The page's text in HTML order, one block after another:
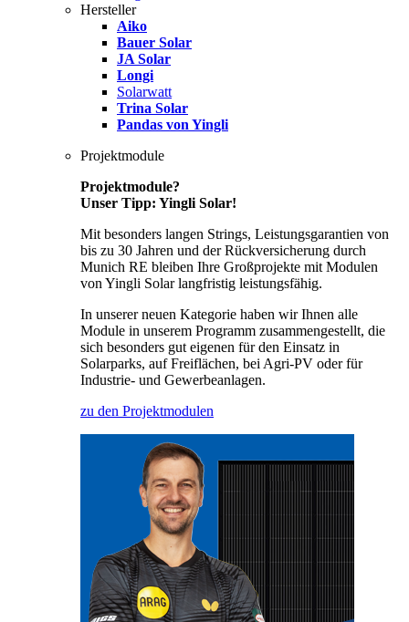
Hersteller
Aiko
Bauer Solar
JA Solar
Longi
Solarwatt
Trina Solar
Pandas von Yingli
Projektmodule
Projektmodule?
Unser Tipp: Yingli Solar!
Mit besonders langen Strings, Leistungsgarantien von
bis zu 30 Jahren und der Rückversicherung durch
Munich RE bleiben Ihre Großprojekte mit Modulen
von Yingli Solar langfristig leistungsfähig.
In unserer neuen Kategorie haben wir Ihnen alle
Module in unserem Programm zusammengestellt, die
sich besonders gut eigenen für den Einsatz in
Solarparks, auf Freiflächen, bei Agri-PV oder für
Industrie- und Gewerbeanlagen.
zu den Projektmodulen